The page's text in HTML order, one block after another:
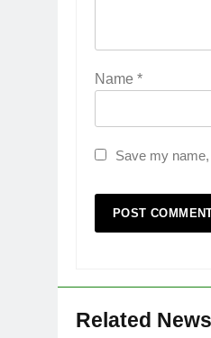
Name *
Save my
Related News